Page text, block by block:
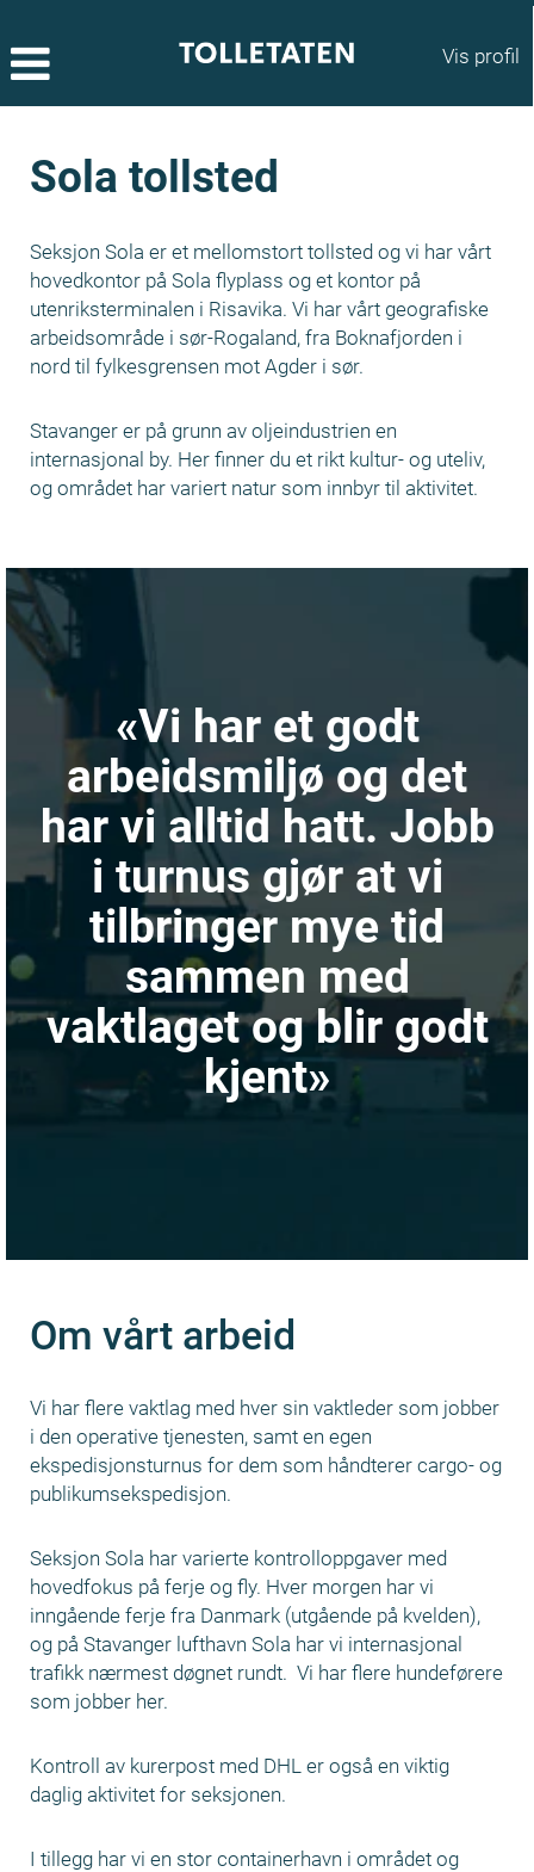
Vis profil
Sola tollsted
Seksjon Sola er et mellomstort tollsted og vi har vårt
hovedkontor på Sola flyplass og et kontor på
utenriksterminalen i Risavika. Vi har vårt geografiske
arbeidsområde i sør-Rogaland, fra Boknafjorden i
nord til fylkesgrensen mot Agder i sør.
Stavanger er på grunn av oljeindustrien en
internasjonal by. Her finner du et rikt kultur- og uteliv,
og området har variert natur som innbyr til aktivitet.
«Vi har et godt
arbeidsmiljø og det
har vi alltid hatt. Jobb
i turnus gjør at vi
tilbringer mye tid
sammen med
vaktlaget og blir godt
kjent»
Om vårt arbeid
Vi har flere vaktlag med hver sin vaktleder som jobber
i den operative tjenesten, samt en egen
ekspedisjonsturnus for dem som håndterer cargo- og
publikumsekspedisjon.
Seksjon Sola har varierte kontrolloppgaver med
hovedfokus på ferje og fly. Hver morgen har vi
inngående ferje fra Danmark (utgående på kvelden),
og på Stavanger lufthavn Sola har vi internasjonal
trafikk nærmest døgnet rundt. Vi har flere hundeførere
som jobber her.
Kontroll av kurerpost med DHL er også en viktig
daglig aktivitet for seksjonen.
I tillegg har vi en stor containerhavn i området og